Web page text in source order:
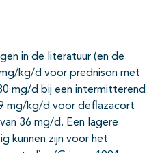
in de literatuur (en de
kg/d voor prednison met
mg/d bij een intermitterend
mg/kg/d voor deflazacort
36 mg/d. Een lagere
kunnen zijn voor het